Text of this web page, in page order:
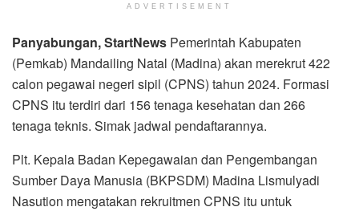
ADVERTISEMENT
Panyabungan, StartNews Pemerintah Kabupaten
(Pemkab) Mandailing Natal (Madina) akan merekrut 422
calon pegawai negeri sipil (CPNS) tahun 2024. Formasi
CPNS itu terdiri dari 156 tenaga kesehatan dan 266
tenaga teknis. Simak jadwal pendaftarannya.
Plt. Kepala Badan Kepegawaian dan Pengembangan
Sumber Daya Manusia (BKPSDM) Madina Lismulyadi
Nasution mengatakan rekruitmen CPNS itu untuk